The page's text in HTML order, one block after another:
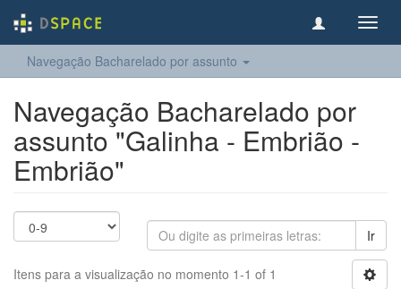
Navegação Bacharelado por assunto
Navegação Bacharelado por
assunto "Galinha - Embrião -
Embrião"
Ir
Itens para a visualização no momento 1-1 of 1